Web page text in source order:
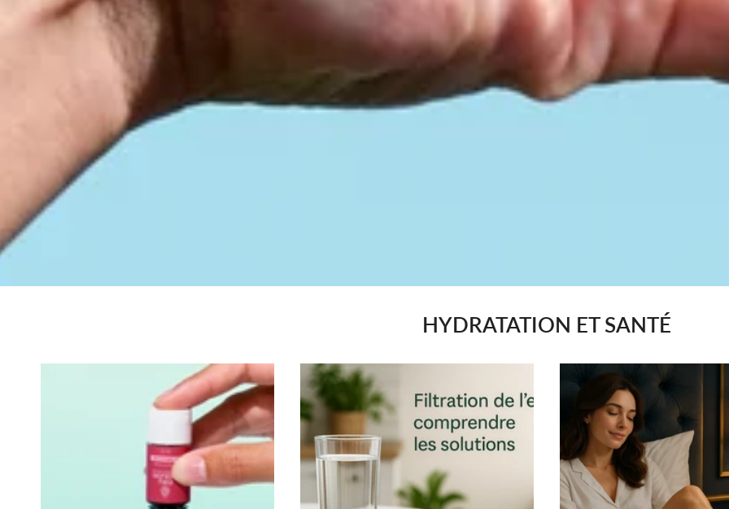
HYDRATATION ET SANTÉ